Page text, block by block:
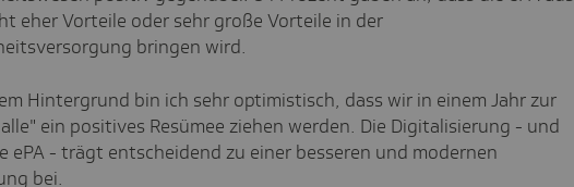
eher Vorteile oder sehr große Vorteile in der
bringen wird.
Hintergrund bin ich sehr optimistisch, dass wir in einem Jahr zur
ein positives Resümee ziehen werden. Die Digitalisierung - und
ePA - trägt entscheidend zu einer besseren und modernen
bei.